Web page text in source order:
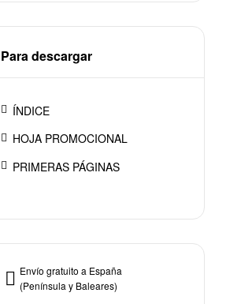
Para descargar
ÍNDICE
HOJA PROMOCIONAL
PRIMERAS PÁGINAS
Envío gratuito a España
(Península y Baleares)